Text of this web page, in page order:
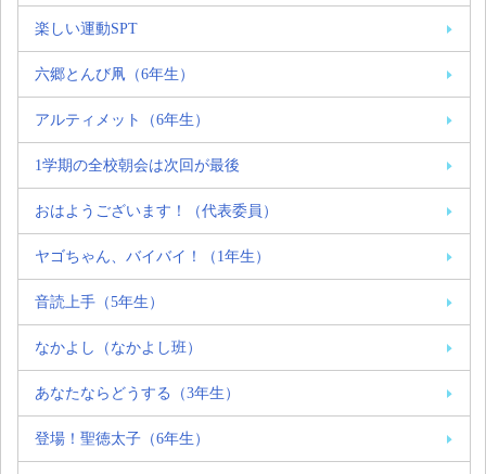
楽しい運動SPT
六郷とんび凧（6年生）
アルティメット（6年生）
1学期の全校朝会は次回が最後
おはようございます！（代表委員）
ヤゴちゃん、バイバイ！（1年生）
音読上手（5年生）
なかよし（なかよし班）
あなたならどうする（3年生）
登場！聖徳太子（6年生）